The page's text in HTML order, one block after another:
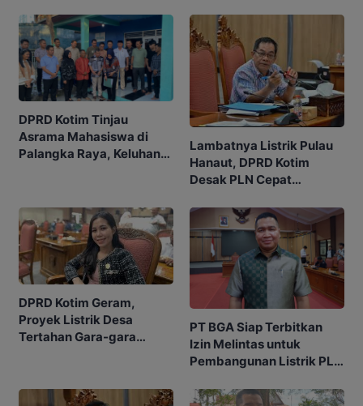
DPRD Kotim Tinjau
Asrama Mahasiswa di
Palangka Raya, Keluhan
Lambatnya Listrik Pulau
Hanaut, DPRD Kotim
Desak PLN Cepat
DPRD Kotim Geram,
Proyek Listrik Desa
Tertahan Gara-gara
PT BGA Siap Terbitkan
Izin Melintas untuk
Pembangunan Listrik PLN